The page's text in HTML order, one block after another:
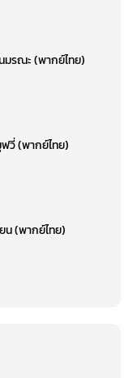
มรณะ (พากย์ไทย)
ฟวี่ (พากย์ไทย)
น (พากย์ไทย)